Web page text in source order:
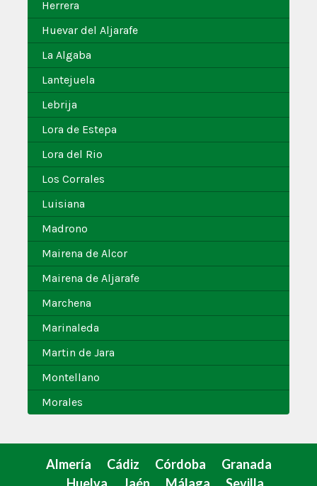
Herrera
Huevar del Aljarafe
La Algaba
Lantejuela
Lebrija
Lora de Estepa
Lora del Rio
Los Corrales
Luisiana
Madrono
Mairena de Alcor
Mairena de Aljarafe
Marchena
Marinaleda
Martin de Jara
Montellano
Morales
Almería Cádiz Córdoba
Granada